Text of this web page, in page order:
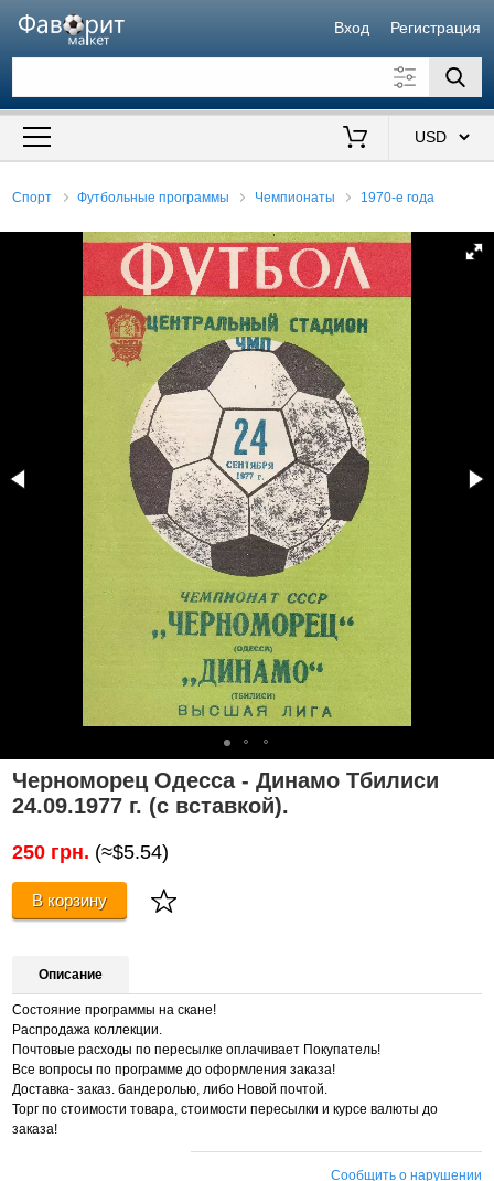
Вход Регистрация
Искать также в описании
Спорт Футбольные программы Чемпионаты 1970-е года
Черноморец Одесса - Динамо Тбилиси
24.09.1977 г. (с вставкой).
250 грн. (≈$5.54)
В корзину
Описание
Состояние программы на скане!
Распродажа коллекции.
Почтовые расходы по пересылке оплачивает Покупатель!
Все вопросы по программе до оформления заказа!
Доставка- заказ. бандеролью, либо Новой почтой.
Торг по стоимости товара, стоимости пересылки и курсе валюты до
заказа!
Сообщить о нарушении